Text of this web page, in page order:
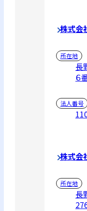
株式会
所在地
長
６
法人番号
株式会
所在地
長